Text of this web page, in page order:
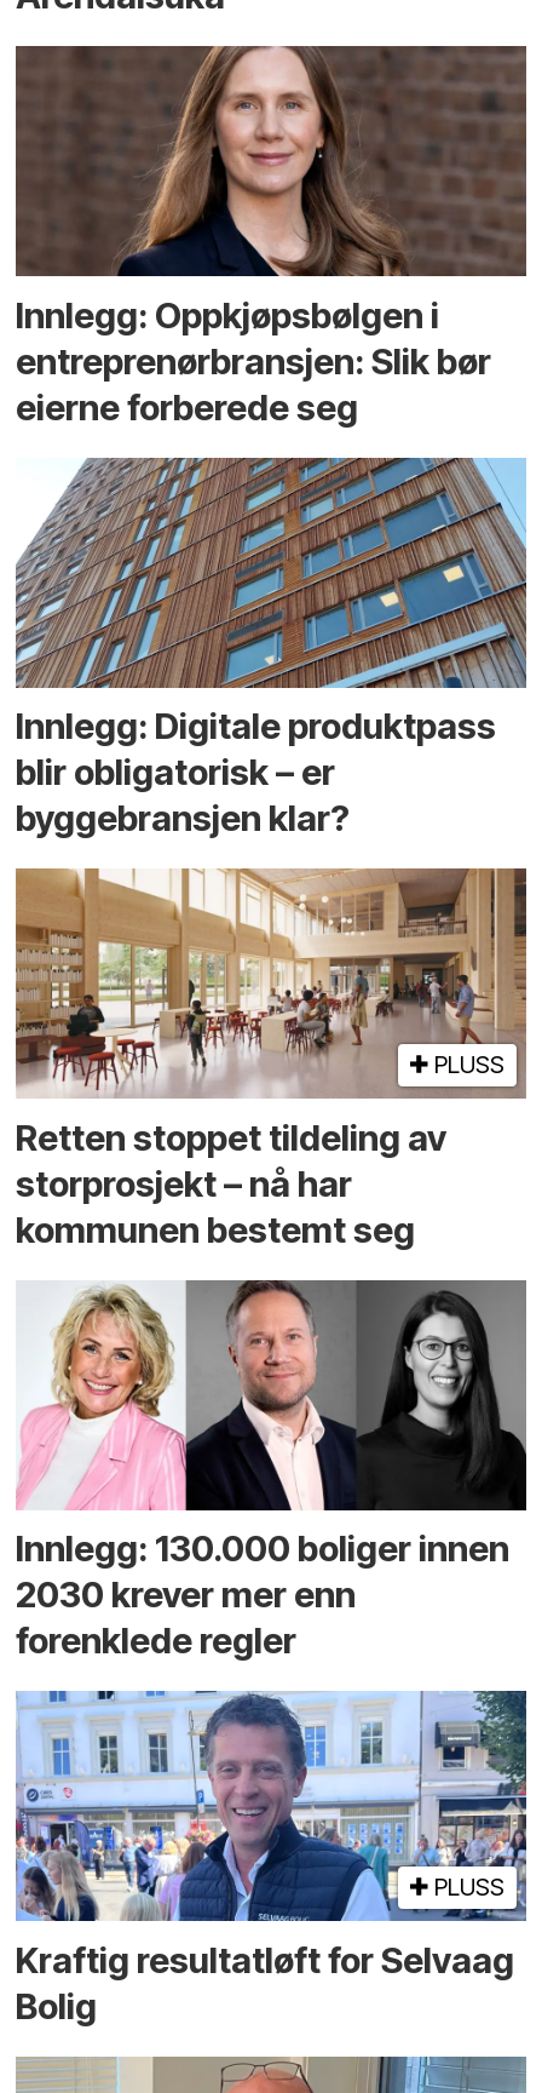
Innlegg: Oppkjøps­bølgen i
entreprenør­bransjen: Slik bør
eierne forberede seg
Innlegg: Digitale produktpass
blir obligatorisk – er
byggebransjen klar?
PLUSS
Retten stoppet tildeling av
storprosjekt – nå har
kommunen bestemt seg
Innlegg: 130.000 boliger innen
2030 krever mer enn
forenklede regler
PLUSS
Kraftig resultatløft for Selvaag
Bolig